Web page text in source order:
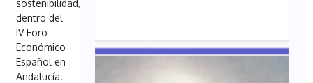
sostenibilidad,
dentro del
IV Foro
Económico
Español en
Andalucía.